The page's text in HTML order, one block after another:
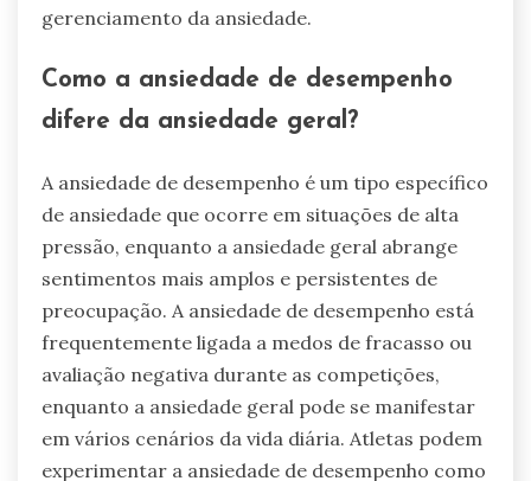
gerenciamento da ansiedade.
Como a ansiedade de desempenho
difere da ansiedade geral?
A ansiedade de desempenho é um tipo específico
de ansiedade que ocorre em situações de alta
pressão, enquanto a ansiedade geral abrange
sentimentos mais amplos e persistentes de
preocupação. A ansiedade de desempenho está
frequentemente ligada a medos de fracasso ou
avaliação negativa durante as competições,
enquanto a ansiedade geral pode se manifestar
em vários cenários da vida diária. Atletas podem
experimentar a ansiedade de desempenho como